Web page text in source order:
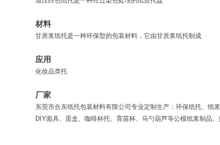
材料
甘蔗浆纸托是一种环保型的包装材料，它由甘蔗浆纸托制成
应用
化妆品类托
厂家
东莞市合东纸托包装材料有限公司专业定制生产：环保纸托、纸
DIY面具、蛋盒、咖啡杯托、育苗杯、马勺葫芦等公模纸浆制品